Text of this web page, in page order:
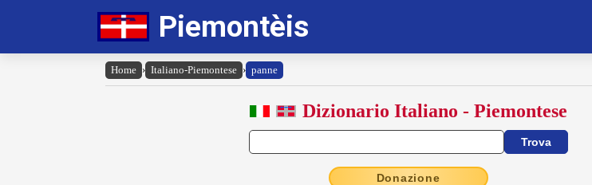
Piemontèis
Home › Italiano-Piemontese › panne
Dizionario Italiano - Piemontese
Donazione